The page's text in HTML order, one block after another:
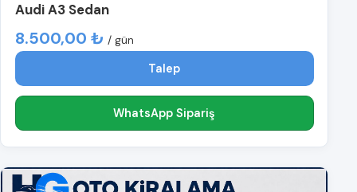
Audi A3 Sedan
8.500,00 ₺ / gün
Talep
WhatsApp Sipariş